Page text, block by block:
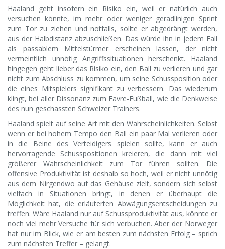
Haaland geht insofern ein Risiko ein, weil er natürlich auch
versuchen könnte, im mehr oder weniger geradlinigen Sprint
zum Tor zu ziehen und notfalls, sollte er abgedrängt werden,
aus der Halbdistanz abzuschließen. Das würde ihn in jedem Fall
als passablem Mittelstürmer erscheinen lassen, der nicht
vermeintlich unnötig Angriffssituationen herschenkt. Haaland
hingegen geht lieber das Risiko ein, den Ball zu verlieren und gar
nicht zum Abschluss zu kommen, um seine Schussposition oder
die eines Mitspielers signifikant zu verbessern. Das wiederum
klingt, bei aller Dissonanz zum Favre-Fußball, wie die Denkweise
des nun geschassten Schweizer Trainers.
Haaland spielt auf seine Art mit den Wahrscheinlichkeiten. Selbst
wenn er bei hohem Tempo den Ball ein paar Mal verlieren oder
in die Beine des Verteidigers spielen sollte, kann er auch
hervorragende Schusspositionen kreieren, die dann mit viel
größerer Wahrscheinlichkeit zum Tor führen sollten. Die
offensive Produktivität ist deshalb so hoch, weil er nicht unnötig
aus dem Nirgendwo auf das Gehäuse zielt, sondern sich selbst
vielfach in Situationen bringt, in denen er überhaupt die
Möglichkeit hat, die erläuterten Abwägungsentscheidungen zu
treffen. Wäre Haaland nur auf Schussproduktivität aus, könnte er
noch viel mehr Versuche für sich verbuchen. Aber der Norweger
hat nur im Blick, wie er am besten zum nächsten Erfolg – sprich
zum nächsten Treffer – gelangt.